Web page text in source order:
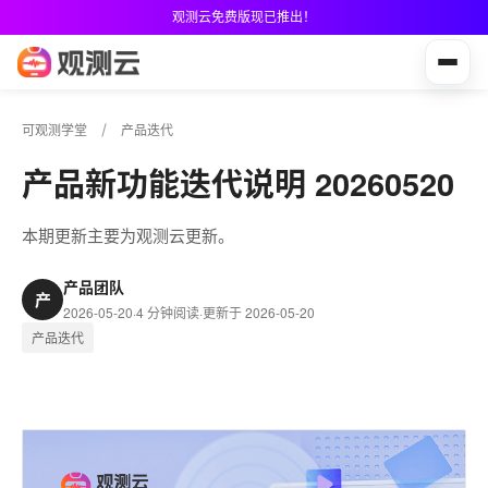
观测云免费版现已推出！
可观测学堂 产品迭代
产品新功能迭代说明 20260520
本期更新主要为观测云更新。
产
产品团队
2026-05-20·4 分钟阅读·更新于 2026-05-20
产品迭代